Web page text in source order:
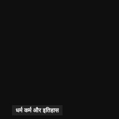
धर्म कर्म और इतिहास